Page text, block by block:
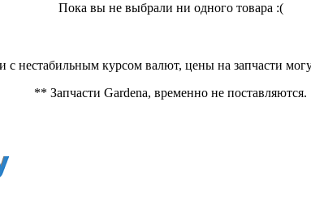
Пока вы не выбрали ни одного товара :(
с нестабильным курсом валют, цены на запчасти
** Запчасти Gardena, временно не поставляются.